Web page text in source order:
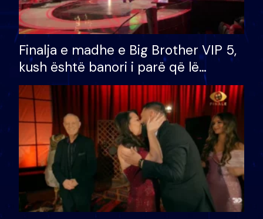
Finalja e madhe e Big Brother VIP 5,
kush është banori i parë që lë
shtëpinë dhe humb mundësinë për
të fituar çmimin e madh